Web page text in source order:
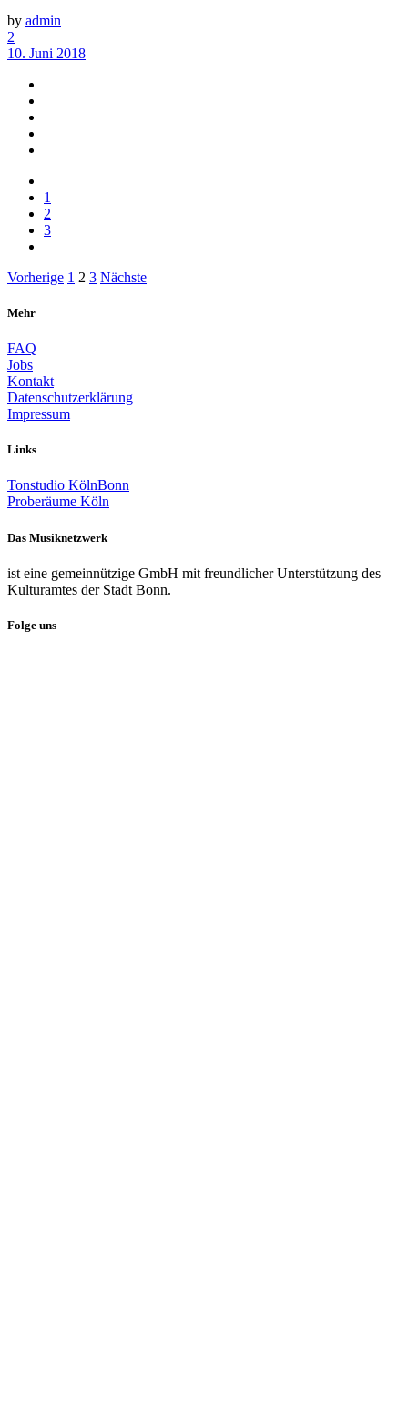
by admin
2
10. Juni 2018
1
2
3
Beitragsnavigation
Vorherige 1 2 3 Nächste
Mehr
FAQ
Jobs
Kontakt
Datenschutzerklärung
Impressum
Links
Tonstudio KölnBonn
Proberäume Köln
Das Musiknetzwerk
ist eine gemeinnützige GmbH mit freundlicher Unterstützung des
Kulturamtes der Stadt Bonn.
Folge uns